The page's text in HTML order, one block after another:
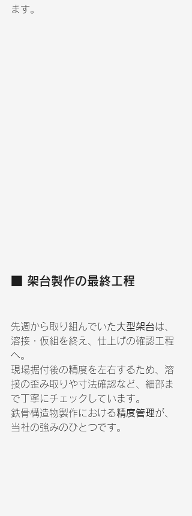
ます。
■ 架台製作の最終工程
先週から取り組んでいた大型架台は、
溶接・仮組を終え、仕上げの確認工程
へ。
現場据付後の精度を左右するため、溶
接の歪み取りや寸法確認など、細部ま
で丁寧にチェックしています。
鉄骨構造物製作における精度管理が、
当社の強みのひとつです。